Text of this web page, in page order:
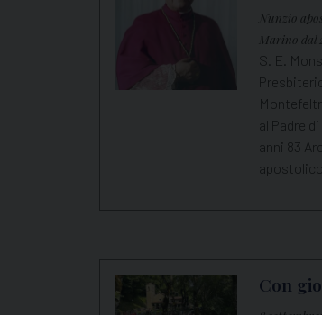
Nunzio
Marino dal
S. E.
al Padre
anni 83
Con